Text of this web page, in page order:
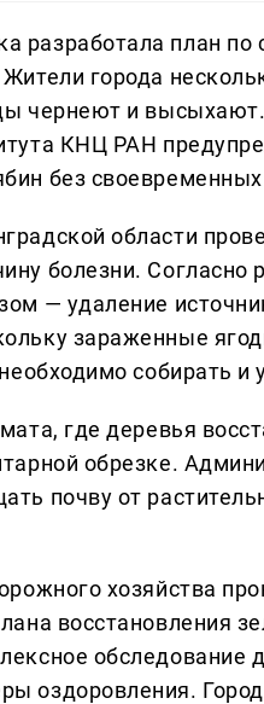
разработала план по
города
чернеют и
КНЦ РАН
без
области
болезни.
— удаление
зараженные
собирать и
где деревья
обрезке.
почву от
хозяйства
восстановления
обследование
оздоровления.